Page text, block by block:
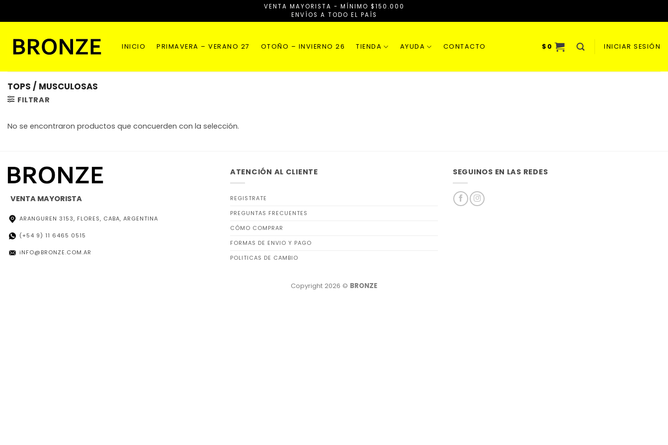
VENTA MAYORISTA - MÍNIMO $150.000
ENVÍOS A TODO EL PAÍS
INICIO PRIMAVERA – VERANO 27 OTOÑO – INVIERNO 26 TIENDA AYUDA CONTACTO $ 0 INICIAR SESIÓN
TOPS / MUSCULOSAS
FILTRAR
No se encontraron productos que concuerden con la selección.
VENTA MAYORISTA
ARANGUREN 3153, FLORES, CABA, ARGENTINA
(+54 9) 11 6465 0515
iNFO@BRONZE.COM.AR
ATENCIÓN AL CLIENTE
REGISTRATE
PREGUNTAS FRECUENTES
CÓMO COMPRAR
FORMAS DE ENVIO Y PAGO
POLITICAS DE CAMBIO
SEGUINOS EN LAS REDES
Copyright 2026 © BRONZE